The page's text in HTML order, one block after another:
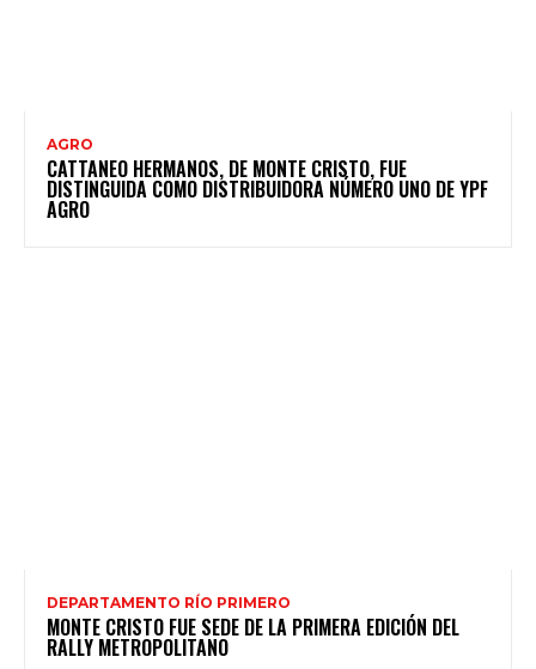
AGRO
CATTANEO HERMANOS, DE MONTE CRISTO, FUE
DISTINGUIDA COMO DISTRIBUIDORA NÚMERO UNO DE YPF
AGRO
DEPARTAMENTO RÍO PRIMERO
MONTE CRISTO FUE SEDE DE LA PRIMERA EDICIÓN DEL
RALLY METROPOLITANO